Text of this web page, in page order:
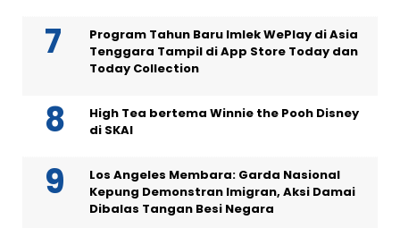
Program Tahun Baru Imlek WePlay di Asia
Tenggara Tampil di App Store Today dan
Today Collection
High Tea bertema Winnie the Pooh Disney
di SKAI
Los Angeles Membara: Garda Nasional
Kepung Demonstran Imigran, Aksi Damai
Dibalas Tangan Besi Negara